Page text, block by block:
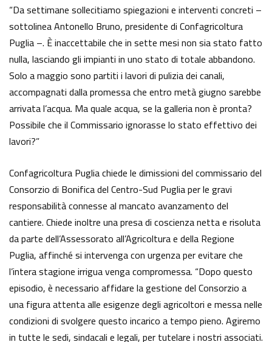
“Da settimane sollecitiamo spiegazioni e interventi concreti –
sottolinea Antonello Bruno, presidente di Confagricoltura
Puglia –. È inaccettabile che in sette mesi non sia stato fatto
nulla, lasciando gli impianti in uno stato di totale abbandono.
Solo a maggio sono partiti i lavori di pulizia dei canali,
accompagnati dalla promessa che entro metà giugno sarebbe
arrivata l’acqua. Ma quale acqua, se la galleria non è pronta?
Possibile che il Commissario ignorasse lo stato effettivo dei
lavori?”
Confagricoltura Puglia chiede le dimissioni del commissario del
Consorzio di Bonifica del Centro-Sud Puglia per le gravi
responsabilità connesse al mancato avanzamento del
cantiere. Chiede inoltre una presa di coscienza netta e risoluta
da parte dell’Assessorato all’Agricoltura e della Regione
Puglia, affinché si intervenga con urgenza per evitare che
l’intera stagione irrigua venga compromessa. “Dopo questo
episodio, è necessario affidare la gestione del Consorzio a
una figura attenta alle esigenze degli agricoltori e messa nelle
condizioni di svolgere questo incarico a tempo pieno. Agiremo
in tutte le sedi, sindacali e legali, per tutelare i nostri associati.